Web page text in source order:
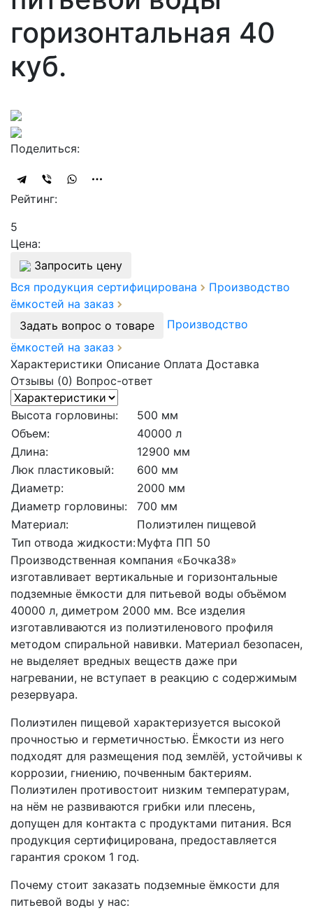
горизонтальная 40
куб.
Поделиться:
Рейтинг:
5
Цена:
Запросить цену
Вся продукция сертифицирована
Производство
ёмкостей на заказ
Задать вопрос о товаре
Производство
ёмкостей на заказ
Характеристики Описание Оплата Доставка
Отзывы (0) Вопрос-ответ
Высота горловины:
500 мм
Объем:
40000 л
Длина:
12900 мм
Люк пластиковый:
600 мм
Диаметр:
2000 мм
Диаметр горловины:
700 мм
Материал:
Полиэтилен пищевой
Тип отвода жидкости:Муфта ПП 50
Производственная компания «Бочка38»
изготавливает вертикальные и горизонтальные
подземные ёмкости для питьевой воды объёмом
40000 л, диметром 2000 мм. Все изделия
изготавливаются из полиэтиленового профиля
методом спиральной навивки. Материал безопасен,
не выделяет вредных веществ даже при
нагревании, не вступает в реакцию с содержимым
резервуара.
Полиэтилен пищевой характеризуется высокой
прочностью и герметичностью. Ёмкости из него
подходят для размещения под землёй, устойчивы к
коррозии, гниению, почвенным бактериям.
Полиэтилен противостоит низким температурам,
на нём не развиваются грибки или плесень,
допущен для контакта с продуктами питания. Вся
продукция сертифицирована, предоставляется
гарантия сроком 1 год.
Почему стоит заказать подземные ёмкости для
питьевой воды у нас: